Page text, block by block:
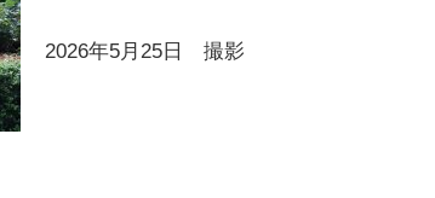
2026年5月25日 撮影